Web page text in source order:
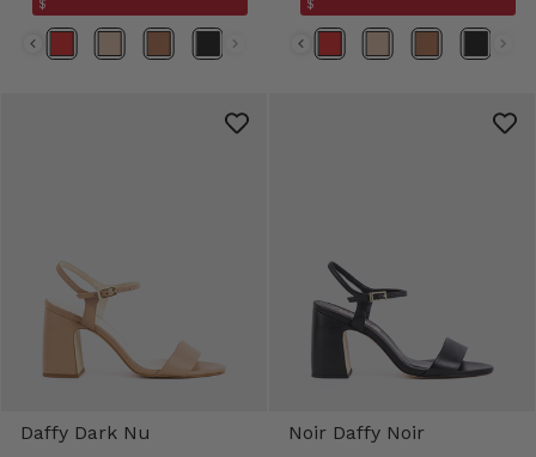
$ $
Daffy Dark Nu Noir Daffy Noir